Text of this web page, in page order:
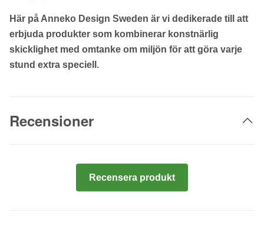
Här på Anneko Design Sweden är vi dedikerade till att
erbjuda produkter som kombinerar konstnärlig
skicklighet med omtanke om miljön för att göra varje
stund extra speciell.
Recensioner
Recensera produkt